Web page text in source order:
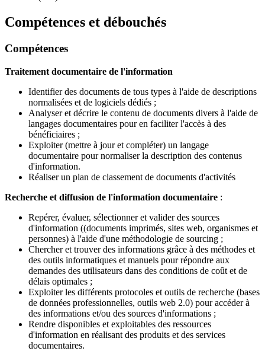
Compétences et débouchés
Compétences
Traitement documentaire de l'information
Identifier des documents de tous types à l'aide de descriptions
normalisées et de logiciels dédiés ;
Analyser et décrire le contenu de documents divers à l'aide de
langages documentaires pour en faciliter l'accès à des
bénéficiaires ;
Exploiter (mettre à jour et compléter) un langage
documentaire pour normaliser la description des contenus
d'information.
Réaliser un plan de classement de documents d'activités
Recherche et diffusion de l'information documentaire :
Repérer, évaluer, sélectionner et valider des sources
d'information ((documents imprimés, sites web, organismes et
personnes) à l'aide d'une méthodologie de sourcing ;
Chercher et trouver des informations grâce à des méthodes et
des outils informatiques et manuels pour répondre aux
demandes des utilisateurs dans des conditions de coût et de
délais optimales ;
Exploiter les différents protocoles et outils de recherche (bases
de données professionnelles, outils web 2.0) pour accéder à
des informations et/ou des sources d'informations ;
Rendre disponibles et exploitables des ressources
d'information en réalisant des produits et des services
documentaires.